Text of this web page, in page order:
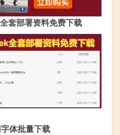
套部署资料免费下载
体批量下载